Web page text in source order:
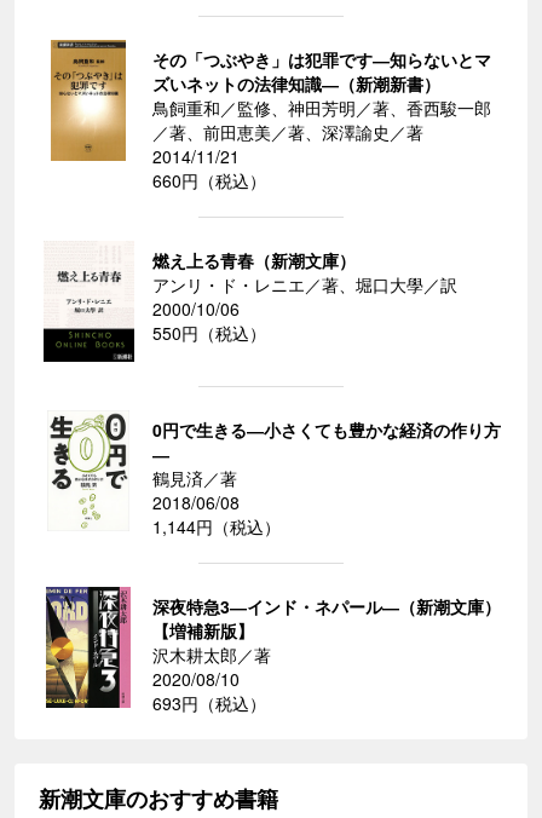
その「つぶやき」は犯罪です―知らないとマ
ズいネットの法律知識―（新潮新書）
鳥飼重和／監修、神田芳明／著、香西駿一郎
／著、前田恵美／著、深澤諭史／著
2014/11/21
660円（税込）
燃え上る青春（新潮文庫）
アンリ・ド・レニエ／著、堀口大學／訳
2000/10/06
550円（税込）
0円で生きる―小さくても豊かな経済の作り方
―
鶴見済／著
2018/06/08
1,144円（税込）
深夜特急3―インド・ネパール―（新潮文庫）
【増補新版】
沢木耕太郎／著
2020/08/10
693円（税込）
新潮文庫のおすすめ書籍